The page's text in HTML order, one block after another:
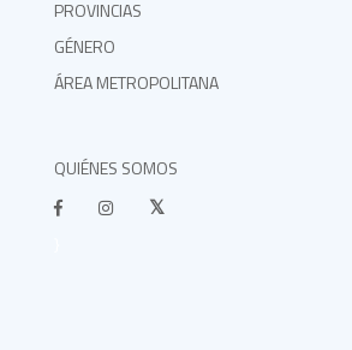
PROVINCIAS
GÉNERO
ÁREA METROPOLITANA
QUIÉNES SOMOS